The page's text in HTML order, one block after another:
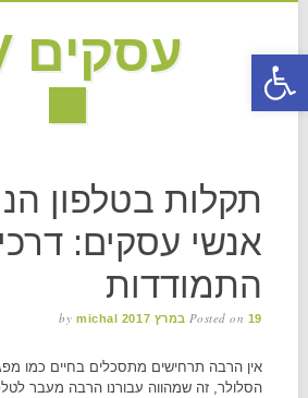
עסקים TV
תקלות בטלפון
אנשי עסקים: דרכי
התמודדות
Posted on 19 במרץ 2017 bymichal
אין הרבה תרחישים מתסכלים בחיים כמו
הסלולר, זה שמהווה עבורנו הרבה מעבר
פתח סרגל נגישות